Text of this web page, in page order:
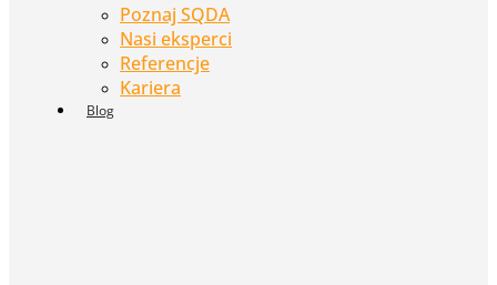
Poznaj SQDA
Nasi eksperci
Referencje
Kariera
Blog